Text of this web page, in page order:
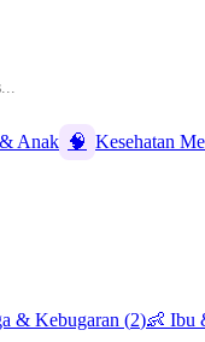
Anak 🧠 Kesehatan
& Kebugaran (2)👶 Ibu